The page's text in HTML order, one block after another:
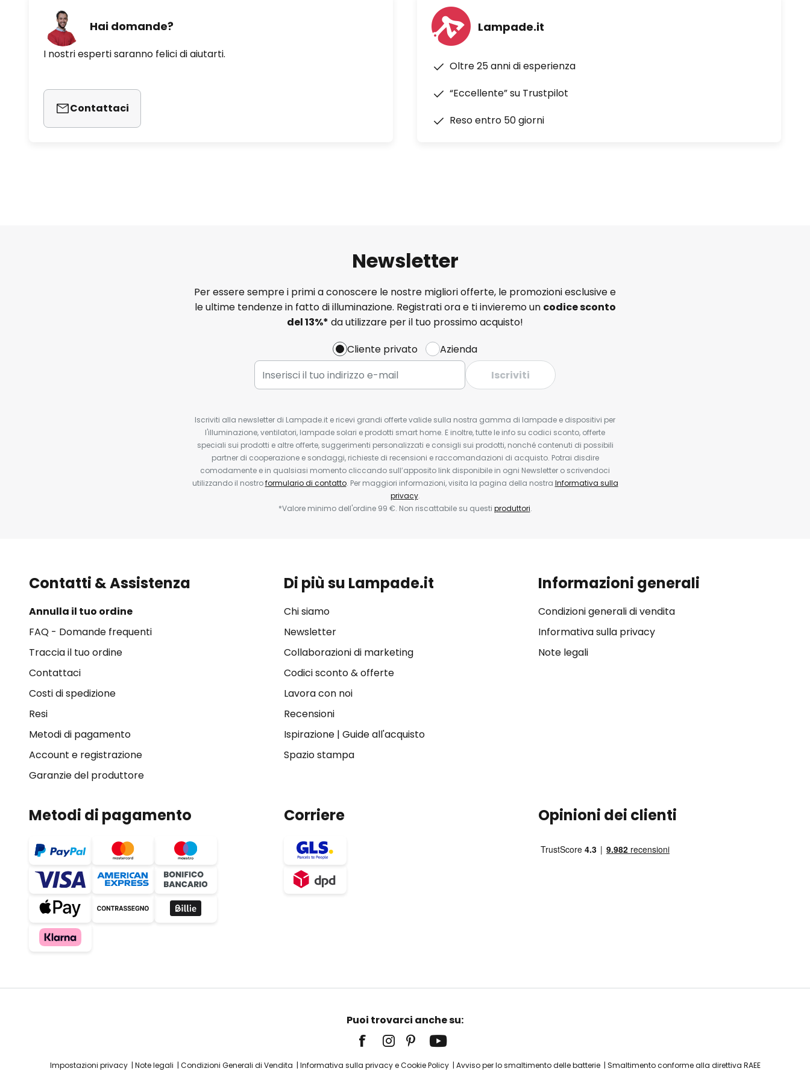
Hai domande?
I nostri esperti saranno felici di aiutarti.
Contattaci
Lampade.it
Oltre 25 anni di esperienza
“Eccellente” su Trustpilot
Reso entro 50 giorni
Newsletter
Per essere sempre i primi a conoscere le nostre migliori offerte, le promozioni esclusive e
le ultime tendenze in fatto di illuminazione. Registrati ora e ti invieremo un codice sconto
del13%* da utilizzare per il tuo prossimo acquisto!
Cliente privato
Azienda
Iscriviti
Iscriviti alla newsletter di Lampade.it e ricevi grandi offerte valide sulla nostra gamma di lampade e dispositivi per
l'illuminazione, ventilatori, lampade solari e prodotti smart home. E inoltre, tutte le info su codici sconto, offerte
speciali sui prodotti e altre offerte, suggerimenti personalizzati e consigli sui prodotti, nonché contenuti di possibili
partner di cooperazione e sondaggi, richieste di recensioni e raccomandazioni di acquisto. Potrai disdire
comodamente e in qualsiasi momento cliccando sull’apposito link disponibile in ogni Newsletter o scrivendoci
utilizzando il nostroformulario di contatto. Per maggiori informazioni, visita la pagina della nostra Informativa sulla
privacy.
*Valore minimo dell'ordine 99 €. Non riscattabile su questi produttori.
Contatti & Assistenza
Annulla il tuo ordine
FAQ - Domande frequenti
Traccia il tuo ordine
Contattaci
Costi di spedizione
Resi
Metodi di pagamento
Account e registrazione
Garanzie del produttore
Di più su Lampade.it
Chi siamo
Newsletter
Collaborazioni di marketing
Codici sconto & offerte
Lavora con noi
Recensioni
Ispirazione| Guide all'acquisto
Spazio stampa
Informazioni generali
Condizioni generali di vendita
Informativa sulla privacy
Note legali
Metodi di pagamento Corriere Opinioni dei clienti
Puoi trovarci anche su:
Impostazioni privacy Note legali Condizioni Generali di Vendita Informativa sulla privacy e Cookie Policy Avviso per lo smaltimento delle batterie Smaltimento conforme alla direttiva RAEE